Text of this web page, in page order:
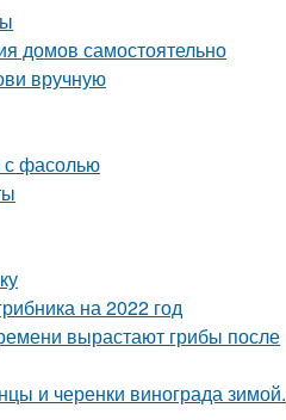
домов самостоятельно
вручную
с фасолью
на 2022 год
вырастают грибы после
и черенки винограда зимой.